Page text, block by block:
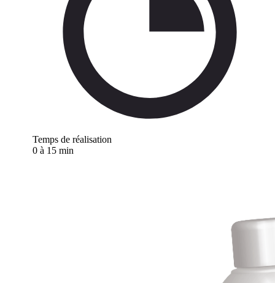
Temps de réalisation
0 à 15 min